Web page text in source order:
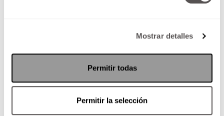
Mostrar detalles
Permitir todas
Permitir la selección